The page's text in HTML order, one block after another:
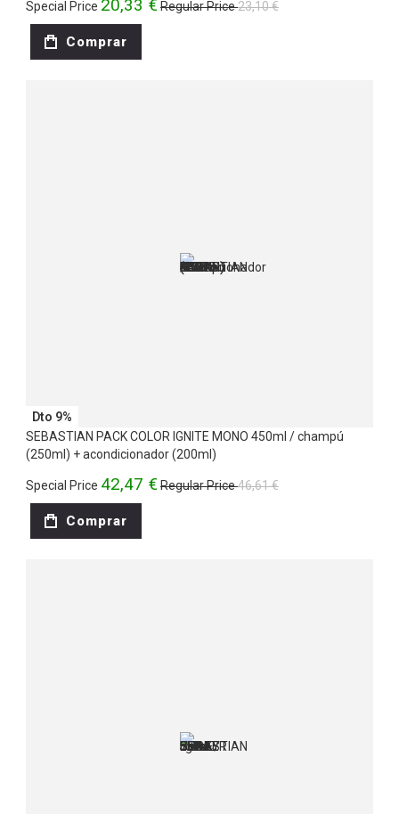
Special Price 20,33 € Regular Price23,10 €
Comprar
Dto 9%
SEBASTIAN PACK COLOR IGNITE MONO 450ml / champú
(250ml) + acondicionador (200ml)
Special Price 42,47 € Regular Price46,61 €
Comprar